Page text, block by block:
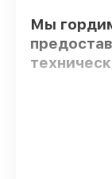
Мы